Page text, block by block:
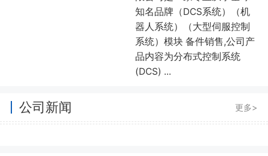
知名品牌（DCS系统）（机
器人系统）（大型伺服控制
系统）模块 备件销售,公司产
品内容为分布式控制系统
(DCS) ...
公司新闻 更多>